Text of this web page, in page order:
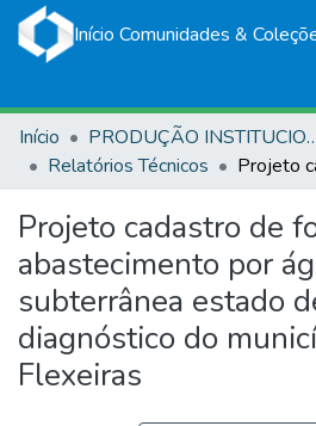
Início Comunidades &
Início
PRODUÇÃO
Relatórios Técnicos
Projeto cadastro de
abastecimento por
subterrânea estado
diagnóstico do
Flexeiras